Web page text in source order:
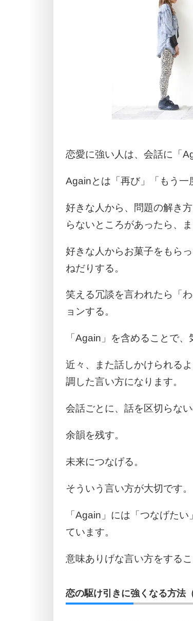
恋愛に強い人は、会話に「
Againとは「再び」「もう一
好きな人から、問題の解き
らないところがあったら、
好きな人からお菓子をもら
ねだりする。
笑える冗談を言われたら「
ョンする。
「Again」を含めることで
近々、また話しかけられる
調した言い方になります。
会話ごとに、話を区切らない
余韻を残す。
未来につなげる。
そういう言い方が大切です。
「Again」には「つなげた
ています。
意味ありげな言い方をする
恋の駆け引きに強くなる方法（